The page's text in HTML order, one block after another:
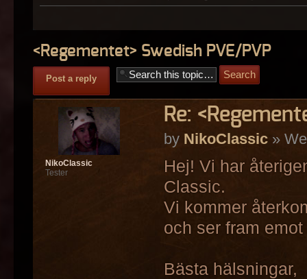
<Regementet> Swedish PVE/PVP
Post a reply
Re:
by NikoClassic»
Hej! Vi har
Classic.
Vi kommer
och ser fram
Bästa hälsningar,
NikoClassic
Tester